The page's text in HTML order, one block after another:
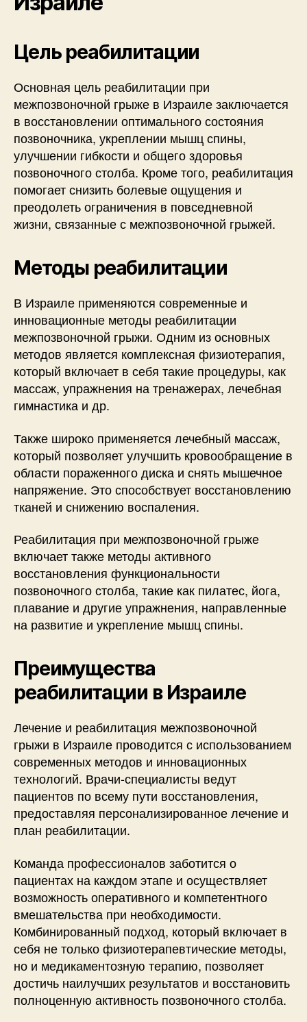
Цель реабилитации
Основная цель реабилитации при
межпозвоночной грыже в Израиле заключается
в восстановлении оптимального состояния
позвоночника, укреплении мышц спины,
улучшении гибкости и общего здоровья
позвоночного столба. Кроме того, реабилитация
помогает снизить болевые ощущения и
преодолеть ограничения в повседневной
жизни, связанные с межпозвоночной грыжей.
Методы реабилитации
В Израиле применяются современные и
инновационные методы реабилитации
межпозвоночной грыжи. Одним из основных
методов является комплексная физиотерапия,
который включает в себя такие процедуры, как
массаж, упражнения на тренажерах, лечебная
гимнастика и др.
Также широко применяется лечебный массаж,
который позволяет улучшить кровообращение в
области пораженного диска и снять мышечное
напряжение. Это способствует восстановлению
тканей и снижению воспаления.
Реабилитация при межпозвоночной грыже
включает также методы активного
восстановления функциональности
позвоночного столба, такие как пилатес, йога,
плавание и другие упражнения, направленные
на развитие и укрепление мышц спины.
Преимущества
реабилитации в Израиле
Лечение и реабилитация межпозвоночной
грыжи в Израиле проводится с использованием
современных методов и инновационных
технологий. Врачи-специалисты ведут
пациентов по всему пути восстановления,
предоставляя персонализированное лечение и
план реабилитации.
Команда профессионалов заботится о
пациентах на каждом этапе и осуществляет
возможность оперативного и компетентного
вмешательства при необходимости.
Комбинированный подход, который включает в
себя не только физиотерапевтические методы,
но и медикаментозную терапию, позволяет
достичь наилучших результатов и восстановить
полноценную активность позвоночного столба.